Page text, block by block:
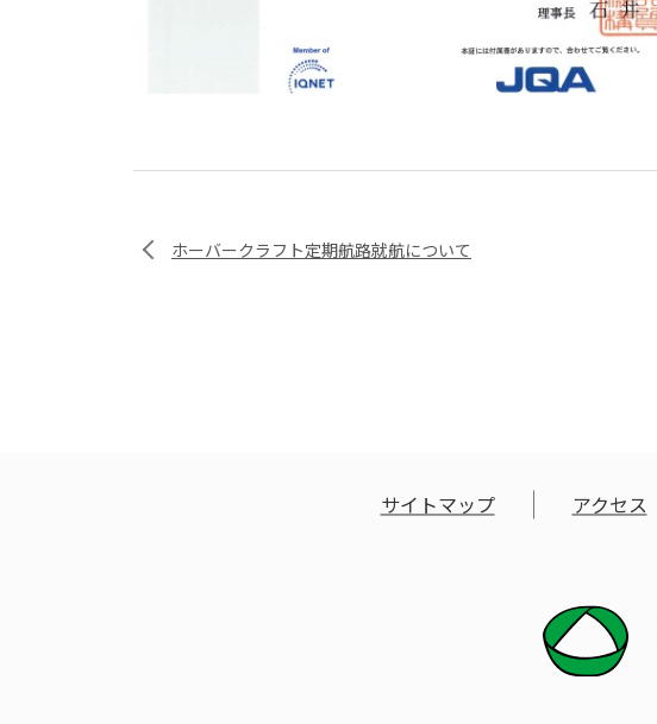
ホーバークラフト定期航路就航について
サイトマップ アクセス